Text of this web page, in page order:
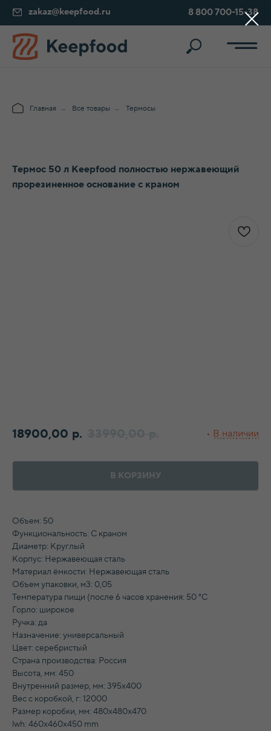
zakaz@keepfood.ru
Главная → Все товары → Термосы
Термос 50 л Keepfood полностью нержавеющий
прорезиненное основание с краном
18900,00 р.
В КОРЗИНУ
Объем: 50
Функциональность: С краном
Диаметр: Круглый
Корпус: Нержавеющая сталь
Материал ёмкости: Нержавеющая сталь
Объем упаковки, м3: 0,05
Температура пищи (после 6 часов хранения: 50 °C
Горло: широкое
Ручка: да
Назначение: универсальный
Цвет: серебристый
Страна производства: Россия
Высота, мм: 450
Внутренний размер, мм: 395х400
Вес с коробкой, г: 12000
Размер коробки, мм: 480х480х470
lwh: 460x460x450 mm